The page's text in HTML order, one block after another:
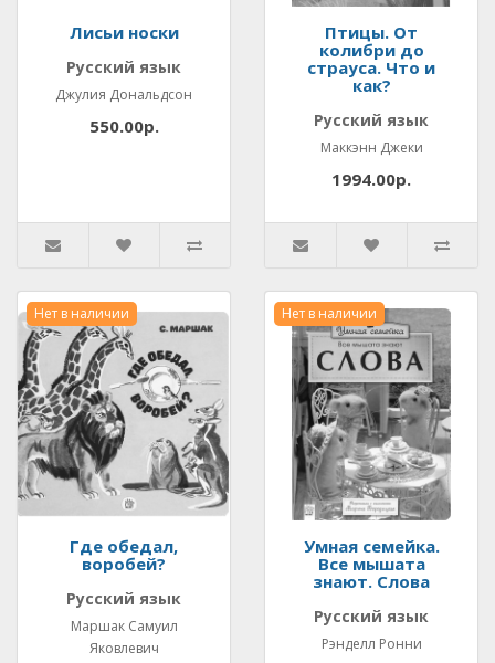
Лисьи носки
Русский язык
Джулия Дональдсон
550.00р.
Птицы. От
колибри до
страуса. Что и
как?
Русский язык
Маккэнн Джеки
1994.00р.
Нет в наличии
Где обедал,
воробей?
Русский язык
Маршак Самуил
Яковлевич
Нет в наличии
Умная семейка.
Все мышата
знают. Слова
Русский язык
Рэнделл Ронни